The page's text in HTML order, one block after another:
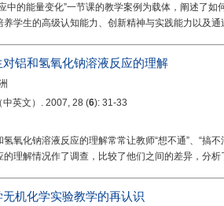
中的能量变化”一节课的教学案例为载体，阐述了
养学生的高级认知能力、创新精神与实践能力以及
对铝和氢氧化钠溶液反应的理解
中英文）. 2007, 28 (6): 31-33
氢氧化钠溶液反应的理解常常让教师“想不通”、“搞
的理解情况作了调查，比较了他们之间的差异，分
无机化学实验教学的再认识